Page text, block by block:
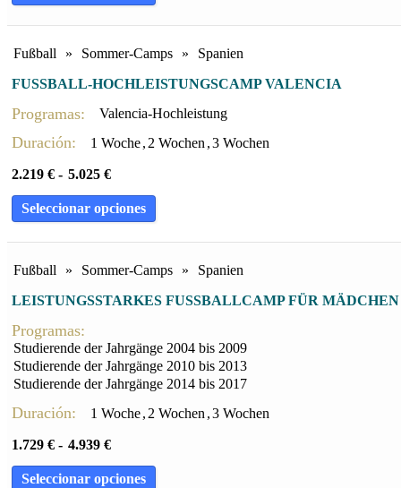
Fußball » Sommer-Camps »
Spanien
FUSSBALL-HOCHLEISTUNGSCAMP VALENCIA
Programas: Valencia-Hochleistung
Duración: 1 Woche , 2 Wochen ,3 Wochen
2.219 € - 5.025 €
Seleccionar opciones
Fußball » Sommer-Camps »
Spanien
LEISTUNGSSTARKES FUSSBALLCAMP FÜR MÄDCHEN
Programas:
Studierende der Jahrgänge 2004 bis 2009
Studierende der Jahrgänge 2010 bis 2013
Studierende der Jahrgänge 2014 bis 2017
Duración: 1 Woche , 2 Wochen ,3 Wochen
1.729 € - 4.939 €
Seleccionar opciones